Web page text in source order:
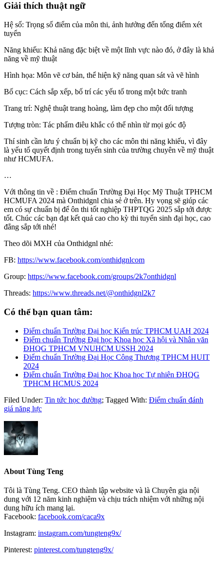
Giải thích thuật ngữ
Hệ số: Trọng số điểm của môn thi, ảnh hưởng đến tổng điểm xét
tuyển
Năng khiếu: Khả năng đặc biệt về một lĩnh vực nào đó, ở đây là khả
năng về mỹ thuật
Hình họa: Môn vẽ cơ bản, thể hiện kỹ năng quan sát và vẽ hình
Bố cục: Cách sắp xếp, bố trí các yếu tố trong một bức tranh
Trang trí: Nghệ thuật trang hoàng, làm đẹp cho một đối tượng
Tượng tròn: Tác phẩm điêu khắc có thể nhìn từ mọi góc độ
Thí sinh cần lưu ý chuẩn bị kỹ cho các môn thi năng khiếu, vì đây
là yếu tố quyết định trong tuyển sinh của trường chuyên về mỹ thuật
như HCMUFA.
…
Với thông tin về : Điểm chuẩn Trường Đại Học Mỹ Thuật TPHCM
HCMUFA 2024 mà Onthidgnl chia sẻ ở trên. Hy vọng sẽ giúp các
em có sự chuẩn bị để ôn thi tốt nghiệp THPTQG 2025 sắp tới được
tốt. Chúc các bạn đạt kết quả cao cho kỳ thi tuyển sinh đại học, cao
đẳng sắp tới nhé!
Theo dõi MXH của Onthidgnl nhé:
FB: https://www.facebook.com/onthidgnlcom
Group: https://www.facebook.com/groups/2k7onthidgnl
Threads: https://www.threads.net/@onthidgnl2k7
Có thể bạn quan tâm:
Điểm chuẩn Trường Đại học Kiến trúc TPHCM UAH 2024
Điểm chuẩn Trường Đại học Khoa học Xã hội và Nhân văn
ĐHQG TPHCM VNUHCM USSH 2024
Điểm chuẩn Trường Đại Học Công Thương TPHCM HUIT
2024
Điểm chuẩn Trường Đại học Khoa học Tự nhiên ĐHQG
TPHCM HCMUS 2024
Filed Under: Tin tức học đường; Tagged With: Điểm chuẩn đánh
giá năng lực
About Tùng Teng
Tôi là Tùng Teng. CEO thành lập website và là Chuyên gia nội
dung với 12 năm kinh nghiệm và chịu trách nhiệm với những nội
dung hữu ích mang lại.
Facebook: facebook.com/caca9x
Instagram: instagram.com/tungteng9x/
Pinterest: pinterest.com/tungteng9x/